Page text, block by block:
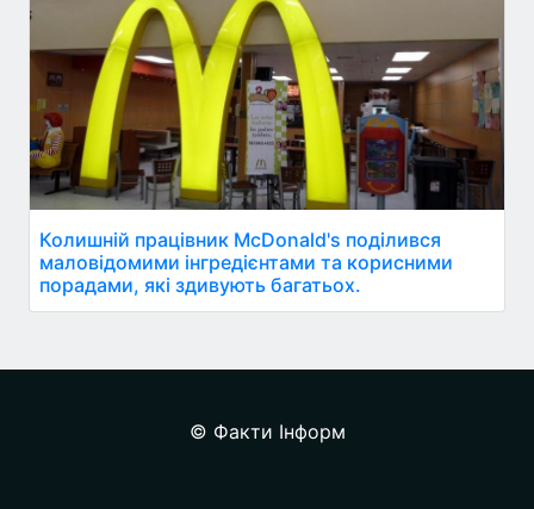
Колишній працівник McDonald's поділився
маловідомими інгредієнтами та корисними
порадами, які здивують багатьох.
© Факти Інформ